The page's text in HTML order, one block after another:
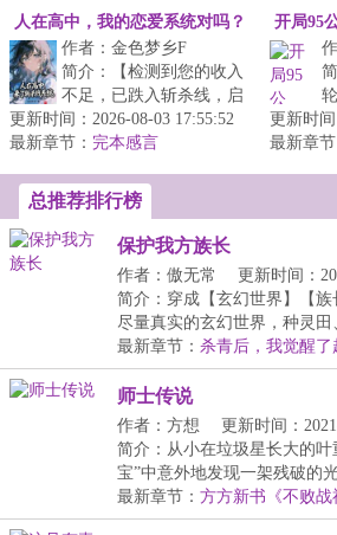
成！我看你...
我比窦娥还冤啊！（求订阅！）
了，还
人在高中，我的恋爱系统对吗？
作者：金色梦乡F
简介：【检测到您的收入
不足，已跌入斩杀线，启
动救助系统】还没高考，
陆羽被系统判定为跌落斩
更新时间：2026-08-03 17:55:52
最新章节： 完本感言
开局95
更新时
最新章节
总推荐排行榜
保护我方族长
作者：傲无常
更新时间：
简介：穿成【玄幻世界】【
尽量真实的玄幻世界，种灵
家...
最新章节： 杀青后，我觉醒了
师士传说
作者：方想
更新时间：
简介：从小在垃圾星长大的
宝”中意外地发现一架残破的
残...
最新章节： 方方新书《不败战